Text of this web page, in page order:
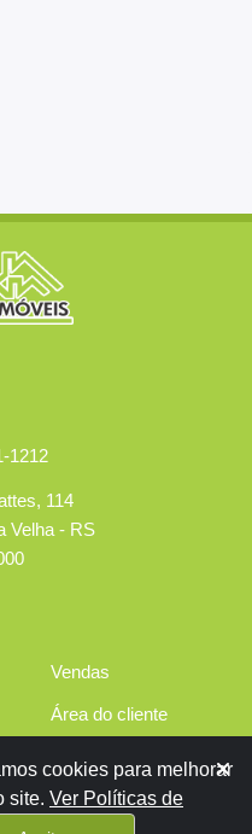
1212
114
Velha - RS
Vendas
Área do cliente
Contato
cookies para melhorar
site. Ver Políticas de